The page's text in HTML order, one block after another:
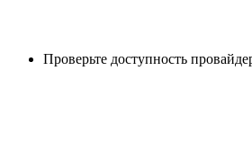
Проверьте доступность